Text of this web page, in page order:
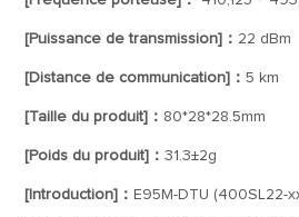
[Puissance de transmission]： 22 dBm
[Distance de communication]：5 km
[Taille du produit]： 80*28*28.5mm
[Poids du produit]：31.3±2g
[Introduction]： E95M-DTU (400SL22-